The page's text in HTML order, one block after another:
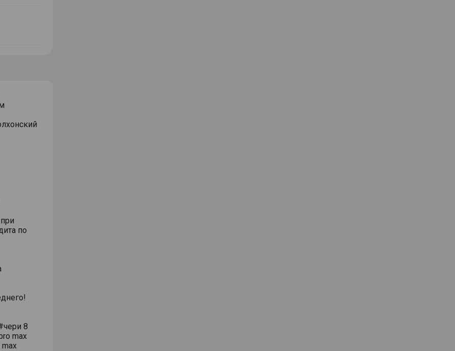
по
8
max